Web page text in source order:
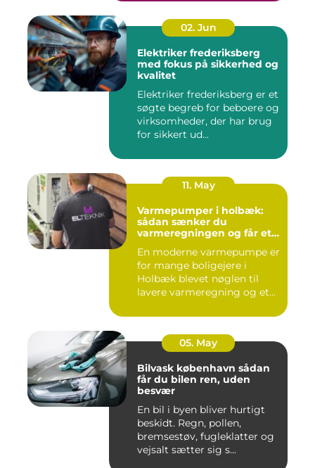
02. Jun
Elektriker frederiksberg
med fokus på sikkerhed og
kvalitet
Elektriker frederiksberg er et
søgte begreb for beboere og
virksomheder, der har brug
for sikkert ud...
11. May
Varmepumper i holbæk:
sådan sænker du
varmeregningen og får et
En moderne varmepumpe er
for mange boligejere i
Holbæk blevet nøglen til
lavere varmeregning og et
05. May
Bilvask københavn sådan
får du bilen ren, uden
besvær
En bil i byen bliver hurtigt
beskidt. Regn, pollen,
bremsestøv, fugleklatter og
vejsalt sætter sig s...